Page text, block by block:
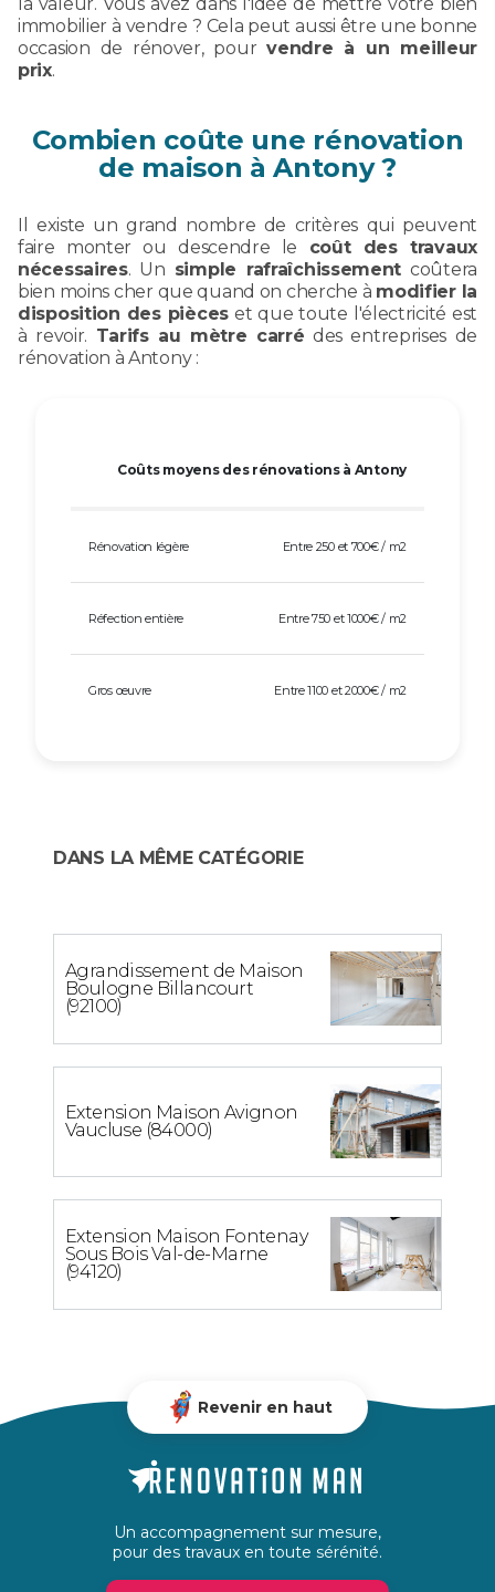
immobilier à vendre ? Cela peut aussi être une bonne
occasion de rénover, pourvendre à un meilleur
prix.
Combien coûte une rénovation
de maison à Antony ?
Il existe un grand nombre de critères qui peuvent
faire monter ou descendre le coût des travaux
nécessaires. Un simple rafraîchissement coûtera
bien moins cher que quand on cherche à modifier la
disposition des pièceset que toute l'électricité est
à revoir. Tarifs au mètre carré des entreprises de
rénovation à Antony :
Coûts moyens des rénovations à Antony
Rénovation légère Entre 250 et 700€ / m2
Réfection entière Entre 750 et 1000€ / m2
Gros œuvre Entre 1100 et 2000€ / m2
DANS LA MÊME CATÉGORIE
Agrandissement de Maison
Boulogne Billancourt
(92100)
Extension Maison Avignon
Vaucluse (84000)
Extension Maison Fontenay
Sous Bois Val-de-Marne
(94120)
Revenir en haut
Un accompagnement sur mesure,
pour des travaux en toute sérénité.